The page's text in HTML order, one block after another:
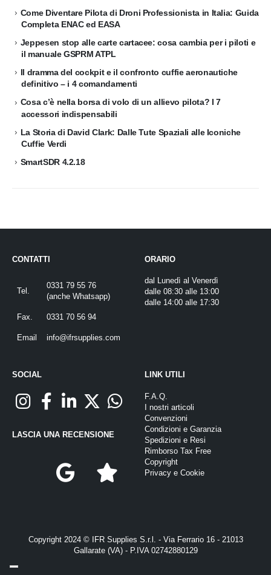
Come Diventare Pilota di Droni Professionista in Italia: Guida
Completa ENAC ed EASA
Jeppesen stop alle carte cartacee: cosa cambia per i piloti e
il manuale GSPRM ATPL
Il dramma del cockpit e il confronto cuffie aeronautiche
definitivo – i 4 comandamenti
Cosa c’è nella borsa di volo di un allievo pilota? I 7
accessori indispensabili
La Storia di David Clark: Dalle Tute Spaziali alle Iconiche
Cuffie Verdi
SmartSDR 4.2.18
CONTATTI
Tel.
0331 79 55 76
(anche Whatsapp)
Fax. 0331 70 56 94
Email info@ifrsupplies.com
ORARIO
dal Lunedì al Venerdì
dalle 08:30 alle 13:00
dalle 14:00 alle 17:30
SOCIAL
LASCIA UNA RECENSIONE
LINK UTILI
F.A.Q.
I nostri articoli
Convenzioni
Condizioni e Garanzia
Spedizioni e Resi
Rimborso Tax Free
Copyright
Privacy e Cookie
Copyright 2024 © IFR Supplies S.r.l. - Via Ferrario 16 - 21013
Gallarate (VA) - P.IVA 02742880129